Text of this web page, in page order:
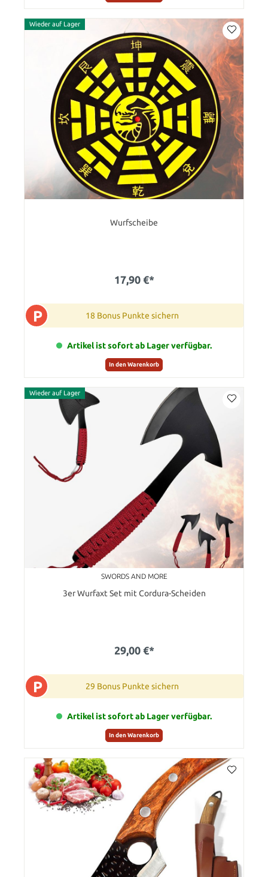
Wieder auf Lager
Wurfscheibe
17,90 €*
P 18 Bonus Punkte sichern
Artikel ist sofort ab Lager verfügbar.
In den Warenkorb
Wieder auf Lager
SWORDS AND MORE
3er Wurfaxt Set mit Cordura-Scheiden
29,00 €*
P 29 Bonus Punkte sichern
Artikel ist sofort ab Lager verfügbar.
In den Warenkorb